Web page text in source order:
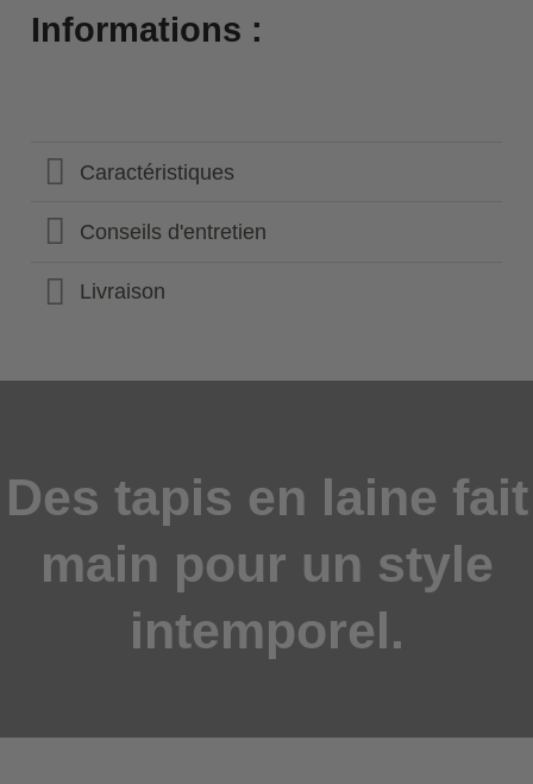
Informations :
Caractéristiques
Conseils d'entretien
Livraison
Des tapis en laine fait
main pour un style
intemporel.